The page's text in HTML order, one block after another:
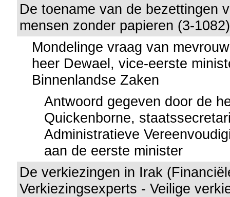
De toename van de bezettingen
mensen zonder papieren (3-1082)
Mondelinge vraag van
heer Dewael, vice-eerste
Binnenlandse Zaken
Antwoord gegeven door de
Quickenborne,
Administratieve
aan de eerste minister
De verkiezingen in Irak
Verkiezingsexperts - Veilige